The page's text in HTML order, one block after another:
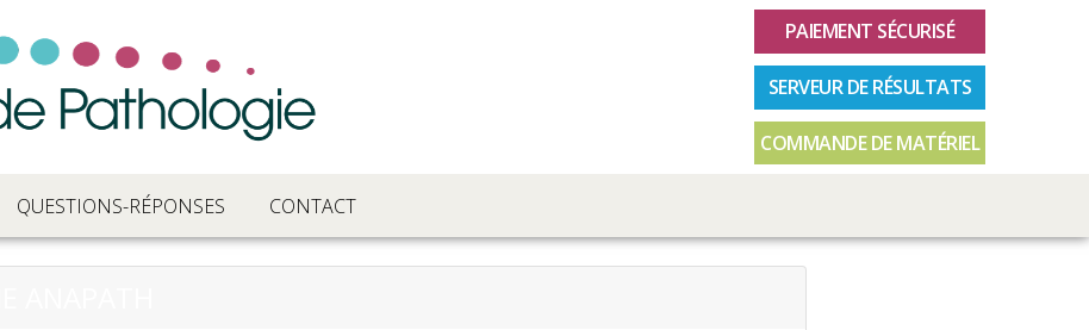
PAIEMENT SÉCURISÉ
SERVEUR DE RÉSULTATS
COMMANDE DE MATÉRIEL
QUESTIONS-RÉPONSES CONTACT